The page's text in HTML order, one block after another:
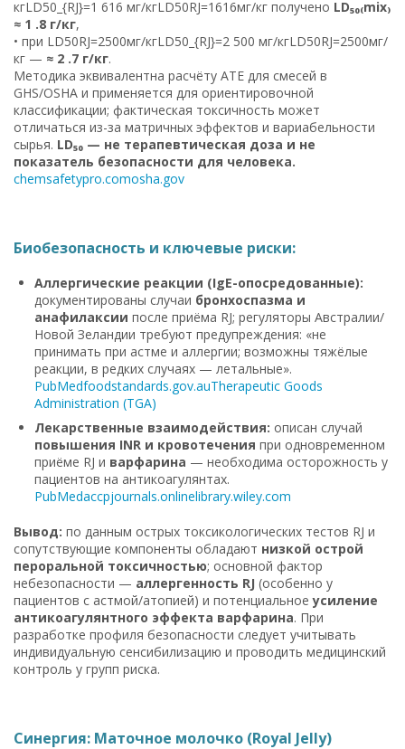
кгLD50_{RJ}=1 616 мг/кгLD50RJ=1616мг/кг получено LD₅₀₍mix₎
≈ 1 .8 г/кг,
• при LD50RJ=2500мг/кгLD50_{RJ}=2 500 мг/кгLD50RJ=2500мг/
кг — ≈ 2 .7 г/кг.
Методика эквивалентна расчёту ATE для смесей в
GHS/OSHA и применяется для ориентировочной
классификации; фактическая токсичность может
отличаться из-за матричных эффектов и вариабельности
сырья. LD₅₀ — не терапевтическая доза и не
показатель безопасности для человека.
chemsafetypro.comosha.gov
Биобезопасность и ключевые риски:
Аллергические реакции (IgE-опосредованные):
документированы случаи бронхоспазма и
анафилаксии после приёма RJ; регуляторы Австралии/
Новой Зеландии требуют предупреждения: «не
принимать при астме и аллергии; возможны тяжёлые
реакции, в редких случаях — летальные».
PubMedfoodstandards.gov.auTherapeutic Goods
Administration (TGA)
Лекарственные взаимодействия: описан случай
повышения INR и кровотечения при одновременном
приёме RJ и варфарина — необходима осторожность у
пациентов на антикоагулянтах.
PubMedaccpjournals.onlinelibrary.wiley.com
Вывод: по данным острых токсикологических тестов RJ и
сопутствующие компоненты обладают низкой острой
пероральной токсичностью; основной фактор
небезопасности — аллергенность RJ (особенно у
пациентов с астмой/атопией) и потенциальноеусиление
антикоагулянтного эффекта варфарина. При
разработке профиля безопасности следует учитывать
индивидуальную сенсибилизацию и проводить медицинский
контроль у групп риска.
Синергия: Маточное молочко (Royal Jelly)